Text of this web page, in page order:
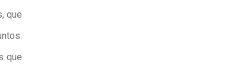
que
que